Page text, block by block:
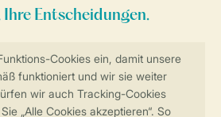
zur Online-Buchung